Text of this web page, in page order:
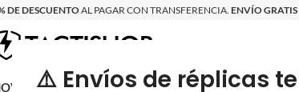
⚠️ Envíos de réplicas
DE DESCUENTOAL PAGAR CON TRANSFERENCIA. ENVÍO GRATIS
RÉPLICASPARTES Y ACCESORIOSEQUIPO